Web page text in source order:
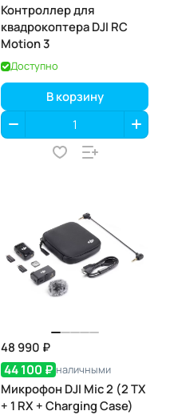
Контроллер для
квадрокоптера DJI RC
Motion 3
Доступно
В корзину
48 990 ₽
44 100 ₽ наличными
Микрофон DJI Mic 2 (2 TX
+ 1 RX + Charging Case)